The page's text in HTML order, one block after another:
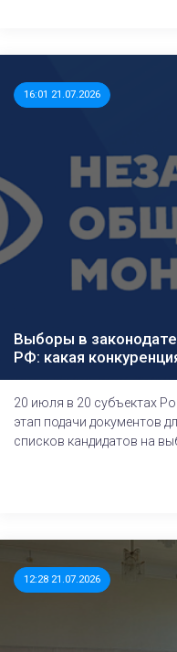
16:01 21.07.2026
Выборы в
РФ: какая
20 июля в 20 субъектах
этап подачи документов
списков кандидатов на
12:28 21.07.2026